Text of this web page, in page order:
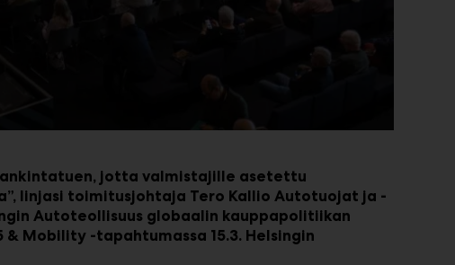
jotta valmistajille asetettu
linjasi toimitusjohtaja Tero Kallio Autotuojat ja -
Autoteollisuus globaalin kauppapolitiikan
& Mobility -tapahtumassa 15.3. Helsingin